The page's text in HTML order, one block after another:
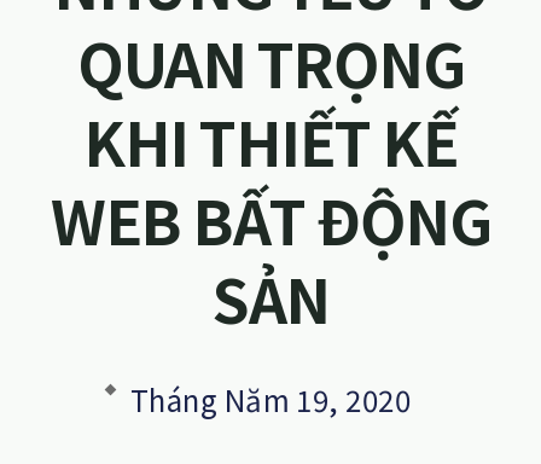
QUAN TRỌNG
KHI THIẾT KẾ
WEB BẤT ĐỘNG
SẢN
Tháng Năm 19, 2020